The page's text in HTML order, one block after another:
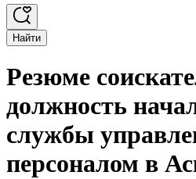
Найти
Резюме
должность
службы
персоналом в